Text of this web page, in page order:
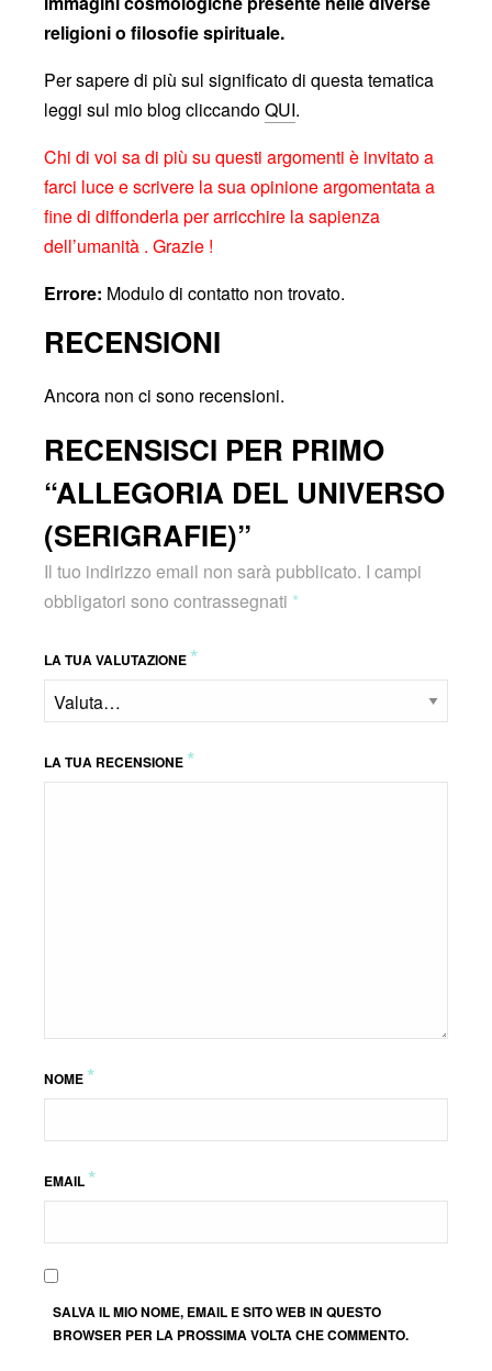
religioni o filosofie spirituale.
Per sapere di più sul significato di questa tematica
leggi sul mio blog cliccandoQUI.
Chi di voi sa di più su questi argomenti è invitato a
farci luce e scrivere la sua opinione argomentata a
fine di diffonderla per arricchire la sapienza
dell’umanità . Grazie !
Errore: Modulo di contatto non trovato.
RECENSIONI
Ancora non ci sono recensioni.
RECENSISCI PER PRIMO
“ALLEGORIA DEL UNIVERSO
(SERIGRAFIE)”
Il tuo indirizzo email non sarà pubblicato. I campi
obbligatori sono contrassegnati *
LA TUA VALUTAZIONE*
LA TUA RECENSIONE*
NOME*
EMAIL*
SALVA IL MIO NOME, EMAIL E SITO WEB IN QUESTO
BROWSER PER LA PROSSIMA VOLTA CHE COMMENTO.